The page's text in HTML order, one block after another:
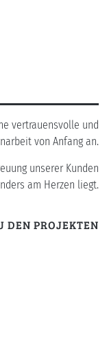
vertrauensvolle und
von Anfang an.
unserer Kunden
am Herzen liegt.
DEN PROJEKTEN